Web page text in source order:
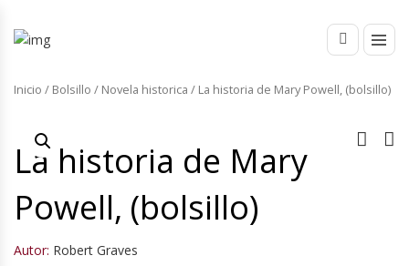
Inicio / Bolsillo / Novela historica / La historia de Mary Powell, (bolsillo)
La historia de Mary
Powell, (bolsillo)
Autor: Robert Graves